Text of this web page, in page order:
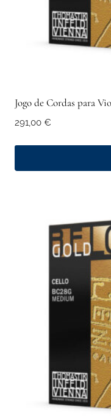
Jogo de Cordas para
291,00 €